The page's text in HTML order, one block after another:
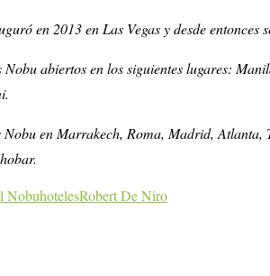
en 2013 en Las Vegas y desde
abiertos en los siguientes lugares:
Nobu en Marrakech, Roma, Madrid,
NobuhotelesRobert De Niro